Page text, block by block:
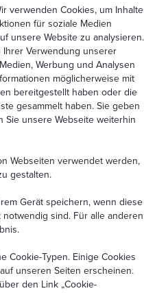
verwenden Cookies, um Inhalte
für soziale Medien
unsere Website zu analysieren.
Verwendung unserer
Werbung und Analysen
möglicherweise mit
bereitgestellt haben oder die
gesammelt haben. Sie geben
Sie unsere Webseite weiterhin
Webseiten verwendet werden,
gestalten.
Gerät speichern, wenn diese
sind. Für alle anderen
Cookie-Typen. Einige Cookies
unseren Seiten erscheinen.
den Link „Cookie-